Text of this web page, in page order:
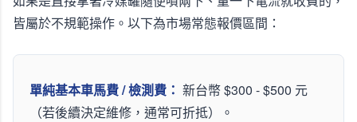
皆屬於不規範操作。以下為市場常態報價區間：
單純基本車馬費 / 檢測費： 新台幣 $300 - $500 元
（若後續決定維修，通常可折抵）。